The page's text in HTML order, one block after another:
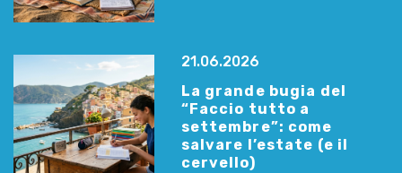
21.06.2026
La grande bugia del
“Faccio tutto a
settembre”: come
salvare l’estate (e il
cervello)